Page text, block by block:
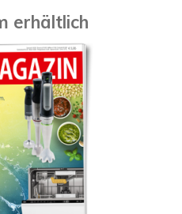
erhältlich